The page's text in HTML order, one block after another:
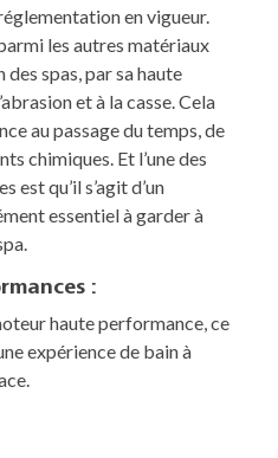
en vigueur.
les autres matériaux
spas, par sa haute
et à la casse. Cela
au passage du temps, de
chimiques. Et l’une des
est qu’il s’agit d’un
essentiel à garder à
:
haute performance, ce
expérience de bain à